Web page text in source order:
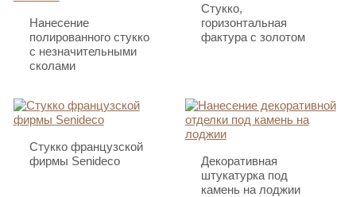
Нанесение
полированного стукко
с незначительными
сколами
Стукко,
горизонтальная
фактура с золотом
Стукко французской
фирмы Senideco
Декоративная
штукатурка под
камень на лоджии